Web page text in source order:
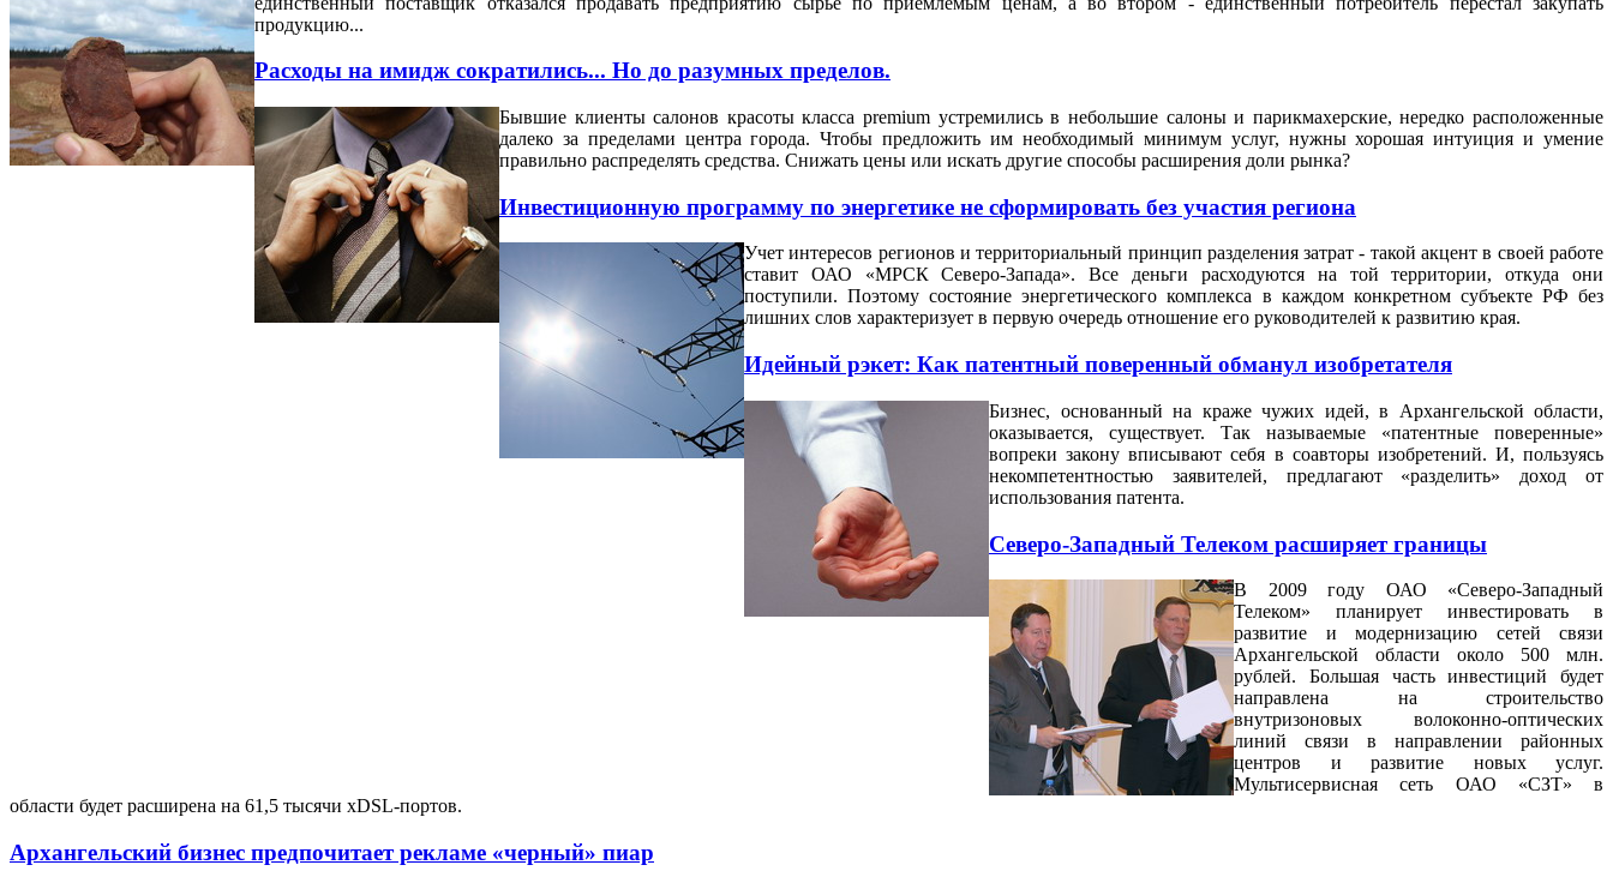
продукцию...
Расходы на имидж сократились... Но до разумных пределов.
Бывшие клиенты салонов красоты класса premium устремились в небольшие салоны и парикмахерские, нередко расположенные
далеко за пределами центра города. Чтобы предложить им необходимый минимум услуг, нужны хорошая интуиция и умение
правильно распределять средства. Снижать цены или искать другие способы расширения доли рынка?
Инвестиционную программу по энергетике не сформировать без участия региона
Учет интересов регионов и территориальный принцип разделения затрат - такой акцент в своей работе
ставит ОАО «МРСК Северо-Запада». Все деньги расходуются на той территории, откуда они
поступили. Поэтому состояние энергетического комплекса в каждом конкретном субъекте РФ без
лишних слов характеризует в первую очередь отношение его руководителей к развитию края.
Идейный рэкет: Как патентный поверенный обманул изобретателя
Бизнес, основанный на краже чужих идей, в Архангельской области,
оказывается, существует. Так называемые «патентные поверенные»
вопреки закону вписывают себя в соавторы изобретений. И, пользуясь
некомпетентностью заявителей, предлагают «разделить» доход от
использования патента.
Северо-Западный Телеком расширяет границы
В 2009 году ОАО «Северо-Западный
Телеком» планирует инвестировать в
развитие и модернизацию сетей связи
Архангельской области около 500 млн.
рублей. Большая часть инвестиций будет
направлена на строительство
внутризоновых волоконно-оптических
линий связи в направлении районных
центров и развитие новых услуг.
Мультисервисная сеть ОАО «СЗТ» в
области будет расширена на 61,5 тысячи xDSL-портов.
Архангельский бизнес предпочитает рекламе «черный» пиар